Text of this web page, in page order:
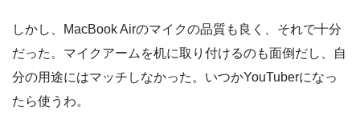
しかし、MacBook Airのマイクの品質も良く、それで十分
だった。マイクアームを机に取り付けるのも面倒だし、自
分の用途にはマッチしなかった。いつかYouTuberになっ
たら使うわ。